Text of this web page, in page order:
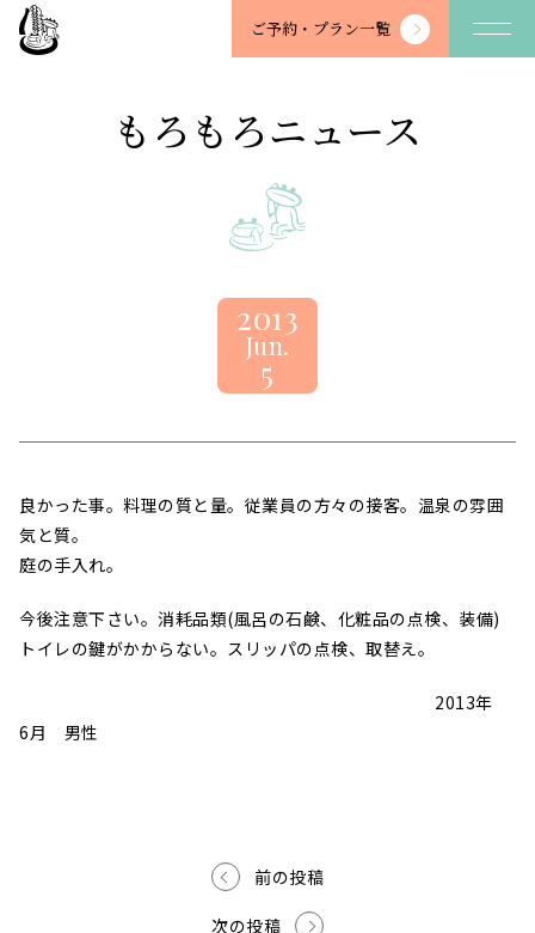
望
川
ご予約・ プラン一覧
もろもろニュース
2013
Jun.
5
良かった事。料理の質と量。従業員の方々の接客。温泉の雰囲
気と質。
庭の手入れ。
今後注意下さい。消耗品類(風呂の石鹸、化粧品の点検、装備)
トイレの鍵がかからない。スリッパの点検、取替え。
2013年
6月 男性
前の投稿
次の投稿